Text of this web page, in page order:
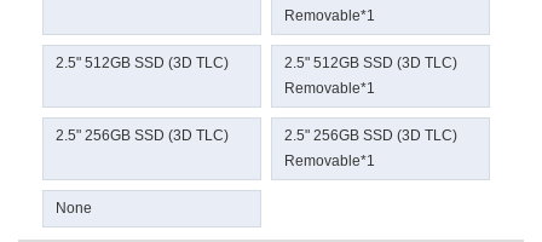
Removable*1
2.5" 512GB SSD (3D TLC)
2.5" 512GB SSD (3D TLC)
Removable*1
2.5" 256GB SSD (3D TLC)
2.5" 256GB SSD (3D TLC)
Removable*1
None